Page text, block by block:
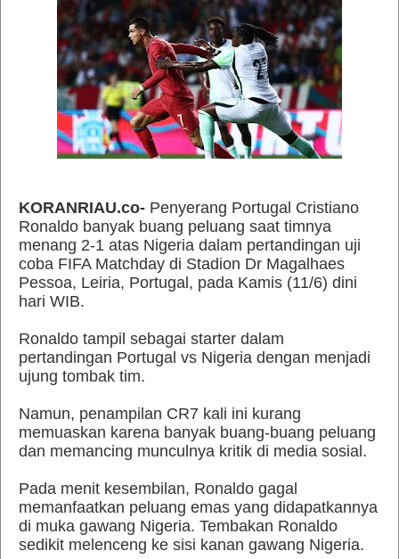
KORANRIAU.co- Penyerang Portugal Cristiano
Ronaldo banyak buang peluang saat timnya
menang 2-1 atas Nigeria dalam pertandingan uji
coba FIFA Matchday di Stadion Dr Magalhaes
Pessoa, Leiria, Portugal, pada Kamis (11/6) dini
hari WIB.
Ronaldo tampil sebagai starter dalam
pertandingan Portugal vs Nigeria dengan menjadi
ujung tombak tim.
Namun, penampilan CR7 kali ini kurang
memuaskan karena banyak buang-buang peluang
dan memancing munculnya kritik di media sosial.
Pada menit kesembilan, Ronaldo gagal
memanfaatkan peluang emas yang didapatkannya
di muka gawang Nigeria. Tembakan Ronaldo
sedikit melenceng ke sisi kanan gawang Nigeria.